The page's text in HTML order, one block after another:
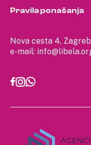
Nova cesta 4, Zagreb
e-mail:
Pravila ponašanja